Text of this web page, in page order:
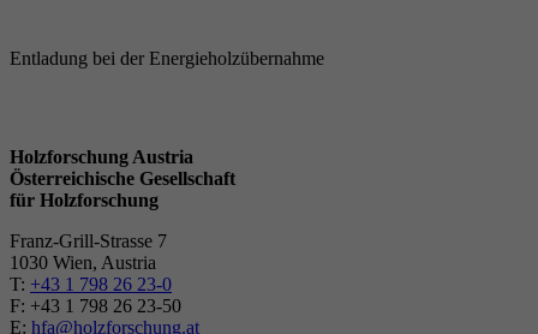
Entladung bei der Energieholzübernahme
Holzforschung Austria
Österreichische Gesellschaft
für Holzforschung
Franz-Grill-Strasse 7
1030 Wien, Austria
T: +43 1 798 26 23-0
​​F: +43 1 798 26 23-50
E: hfa@holzforschung.at